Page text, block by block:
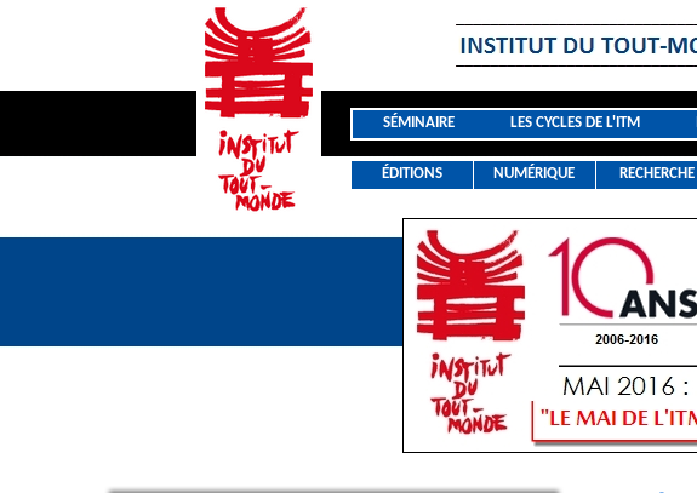
SÉMINAIRE
ÉDITIONS
LES CYCLES DE L'ITM
NUMÉRIQUE RECHERCHE